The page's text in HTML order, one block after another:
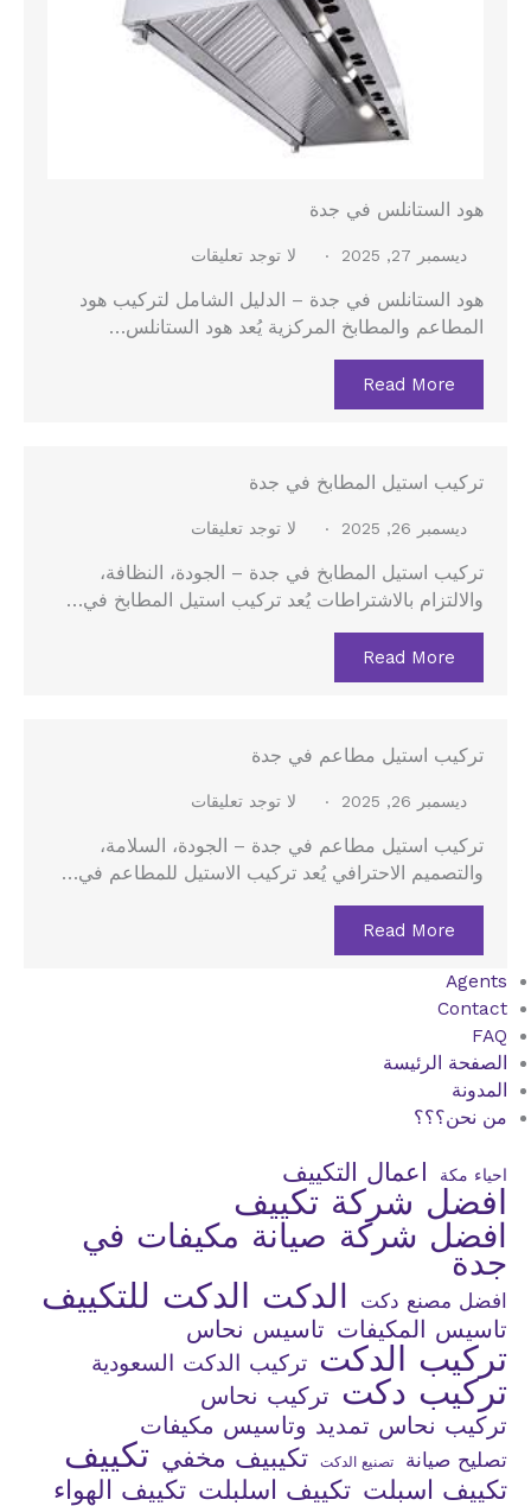
هود الستانلس في جدة
ديسمبر 27, 2025 لا توجد تعليقات
هود الستانلس في جدة – الدليل الشامل لتركيب هود
المطاعم والمطابخ المركزية يُعد هود الستانلس…
Read More
تركيب استيل المطابخ في جدة
ديسمبر 26, 2025 لا توجد تعليقات
تركيب استيل المطابخ في جدة – الجودة، النظافة،
والالتزام بالاشتراطات يُعد تركيب استيل المطابخ في…
Read More
تركيب استيل مطاعم في جدة
ديسمبر 26, 2025 لا توجد تعليقات
تركيب استيل مطاعم في جدة – الجودة، السلامة،
والتصميم الاحترافي يُعد تركيب الاستيل للمطاعم في…
Read More
Agents
Contact
FAQ
الصفحة الرئيسة
المدونة
من نحن؟؟؟
احياء مكة اعمال التكييف
افضل شركة تكييف
افضل شركة صيانة مكيفات في
جدة
افضل مصنع دكت الدكت الدكت للتكييف
تاسيس المكيفات تاسيس نحاس
تركيب الدكت تركيب الدكت السعودية
تركيب دكت تركيب نحاس
تركيب نحاس تمديد وتاسيس مكيفات
تصليح صيانة تصنيع الدكت تكيبيف مخفي تكييف
تكييف اسبلت تكييف اسلبلت تكييف الهواء